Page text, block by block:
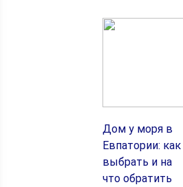
Дом у моря в
Евпатории: как
выбрать и на
что обратить